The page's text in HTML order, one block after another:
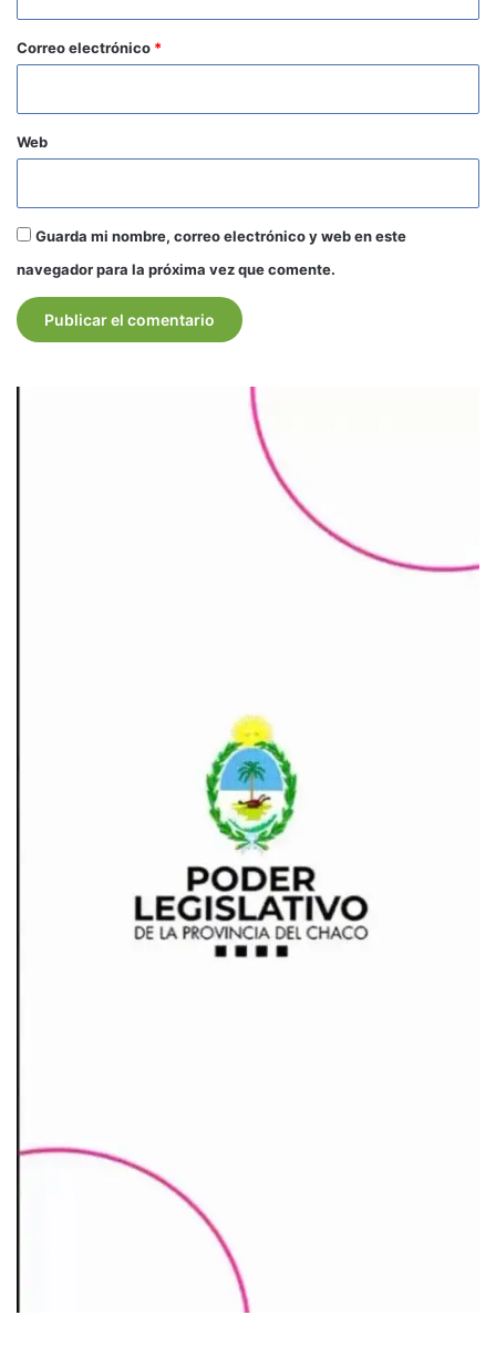
*
Correo electrónico *
Web
Guarda mi nombre, correo electrónico y web en este
navegador para la próxima vez que comente.